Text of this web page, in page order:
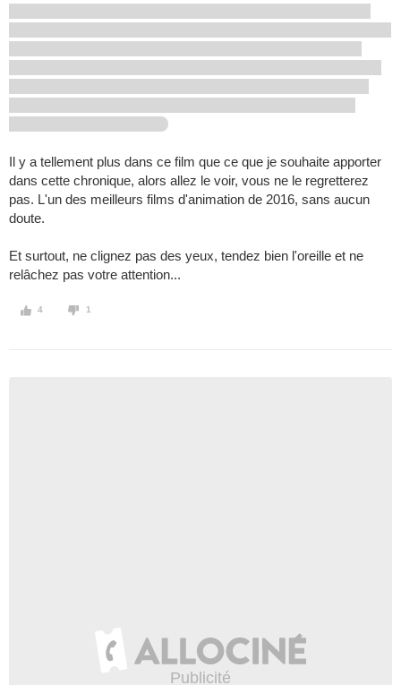
Il y a tellement plus dans ce film que ce que je souhaite apporter
dans cette chronique, alors allez le voir, vous ne le regretterez
pas. L'un des meilleurs films d'animation de 2016, sans aucun
doute.
Et surtout, ne clignez pas des yeux, tendez bien l'oreille et ne
relâchez pas votre attention...
4 1